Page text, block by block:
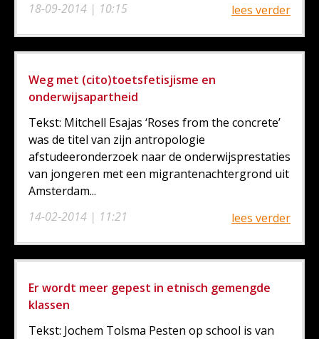
18-09-2014 | 10:15
lees verder
Weg met (cito)toetsfetisjisme en
onderwijsapartheid
14-02-2014 | 11:21
Tekst: Mitchell Esajas ‘Roses from the concrete’
was de titel van zijn antropologie
afstudeeronderzoek naar de onderwijsprestaties
van jongeren met een migrantenachtergrond uit
Amsterdam...
lees verder
Er wordt meer gepest in etnisch gemengde
klassen
Tekst: Jochem Tolsma Pesten op school is van